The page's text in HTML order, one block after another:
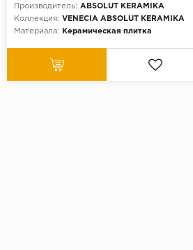
Производитель: ABSOLUT KERAMIKA
Коллекция: VENECIA ABSOLUT KERAMIKA
Материала:
Керамическая плитка